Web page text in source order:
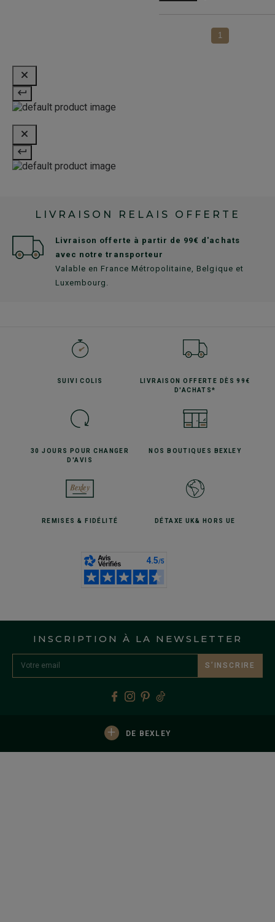
1
LIVRAISON RELAIS OFFERTE
Livraison offerte à partir de 99€ d'achats
avec notre transporteur
Valable en France Métropolitaine, Belgique et
Luxembourg.
SUIVICOLIS LIVRAISON OFFERTE
DÈS 99€
D'ACHATS*
30 JOURS POURCHANGER
D'AVIS
NOS BOUTIQUES BEXLEY
REMISES& FIDÉLITÉ DÉTAXE UK& HORS UE
INSCRIPTION À LA NEWSLETTER
S’INSCRIRE
+ DE BEXLEY